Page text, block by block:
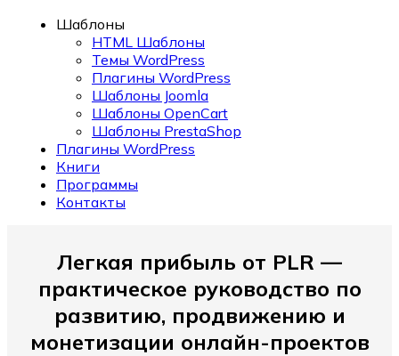
Шаблоны
HTML Шаблоны
Темы WordPress
Плагины WordPress
Шаблоны Joomla
Шаблоны OpenCart
Шаблоны PrestaShop
Плагины WordPress
Книги
Программы
Контакты
Легкая прибыль от PLR —
практическое руководство по
развитию, продвижению и
монетизации онлайн-проектов